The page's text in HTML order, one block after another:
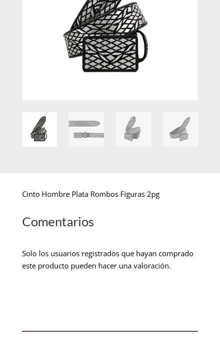
Cinto Hombre Plata Rombos Figuras 2pg
Comentarios
Solo los usuarios registrados que hayan comprado
este producto pueden hacer una valoración.